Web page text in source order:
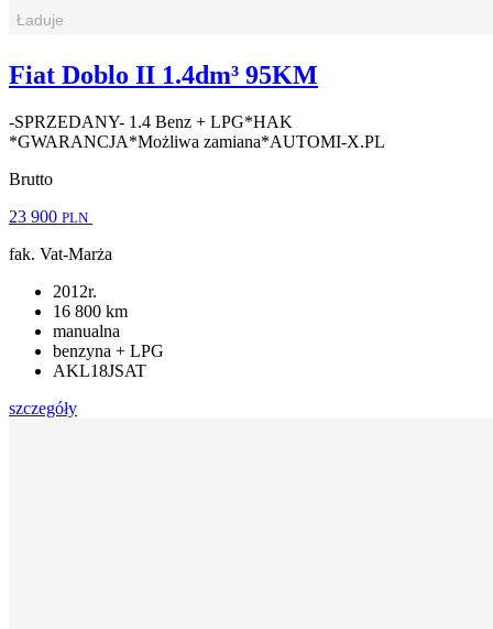
Fiat Doblo II 1.4dm³ 95KM
-SPRZEDANY- 1.4 Benz + LPG*HAK
*GWARANCJA*Możliwa zamiana*AUTOMI-X.PL
Brutto
23 900 PLN
fak. Vat-Marża
2012r.
16 800 km
manualna
benzyna + LPG
AKL18JSAT
szczegóły